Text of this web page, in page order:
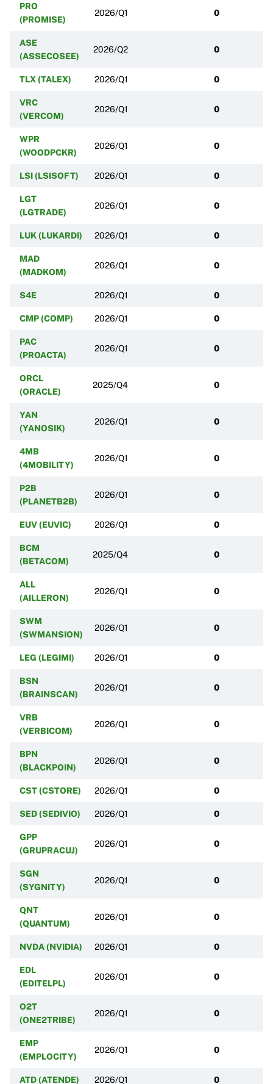
PRO
(PROMISE)
2026/Q1 0
ASE
(ASSECOSEE)
2026/Q2 0
TLX (TALEX) 2026/Q1 0
VRC
(VERCOM)
2026/Q1 0
WPR
(WOODPCKR)
2026/Q1 0
LSI (LSISOFT) 2026/Q1 0
LGT
(LGTRADE)
2026/Q1 0
LUK (LUKARDI) 2026/Q1 0
MAD
(MADKOM)
2026/Q1 0
S4E 2026/Q1 0
CMP (COMP) 2026/Q1 0
PAC
(PROACTA)
2026/Q1 0
ORCL
(ORACLE)
2025/Q4 0
YAN
(YANOSIK)
2026/Q1 0
4MB
(4MOBILITY)
2026/Q1 0
P2B
(PLANETB2B)
2026/Q1 0
EUV (EUVIC) 2026/Q1 0
BCM
(BETACOM)
2025/Q4 0
ALL
(AILLERON)
2026/Q1 0
SWM
(SWMANSION)
2026/Q1 0
LEG (LEGIMI) 2026/Q1 0
BSN
(BRAINSCAN)
2026/Q1 0
VRB
(VERBICOM)
2026/Q1 0
BPN
(BLACKPOIN)
2026/Q1 0
CST (CSTORE) 2026/Q1 0
SED (SEDIVIO) 2026/Q1 0
GPP
(GRUPRACUJ)
2026/Q1 0
SGN
(SYGNITY)
2026/Q1 0
QNT
(QUANTUM)
2026/Q1 0
NVDA (NVIDIA) 2026/Q1 0
EDL
(EDITELPL)
2026/Q1 0
O2T
(ONE2TRIBE)
2026/Q1 0
EMP
(EMPLOCITY)
2026/Q1 0
ATD (ATENDE) 2026/Q1 0